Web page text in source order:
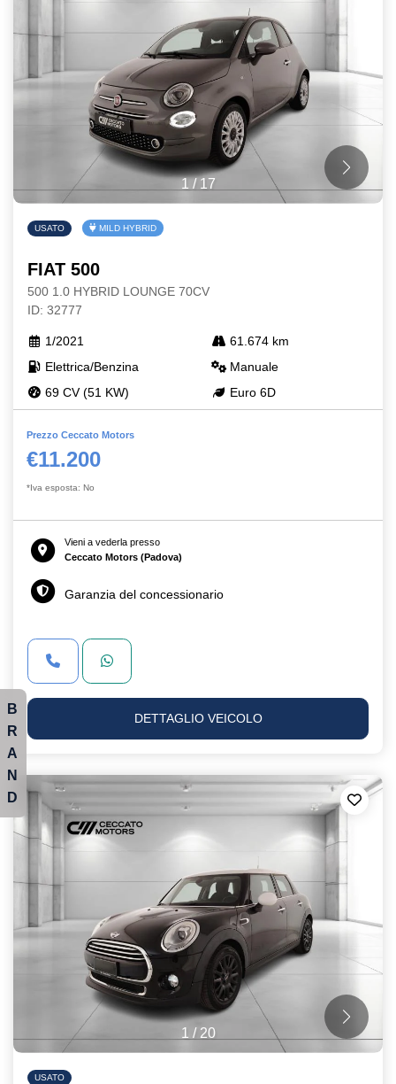
1 / 17
USATO MILD HYBRID
FIAT 500
500 1.0 HYBRID LOUNGE 70CV
ID: 32777
1/2021
61.674 km
Elettrica/Benzina
Manuale
69 CV (51 KW)
Euro 6D
Prezzo Ceccato Motors
€11.200
*Iva esposta: No
Vieni a vederla presso
Ceccato Motors (Padova)
Garanzia del concessionario
DETTAGLIO VEICOLO
1 / 20
USATO
B
R
A
N
D